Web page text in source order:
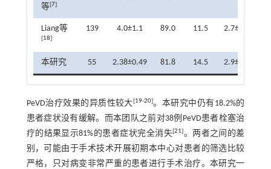
等[7]
Liang等
[18]
139 4.0±1.1 89.0 11.5 2.7±1.1
本研究 55 2.38±0.49 81.8 14.5 2.9±2.8
PeVD治疗效果的异质性较大[19-20]。本研究中仍有18.2%的
患者症状没有缓解。而本团队之前对38例PeVD患者栓塞治
疗的结果显示81%的患者症状完全消失[21]。两者之间的差
别，可能由于手术技术开展初期本中心对患者的筛选比较
严格，只对病变非常严重的患者进行手术治疗。本研究一